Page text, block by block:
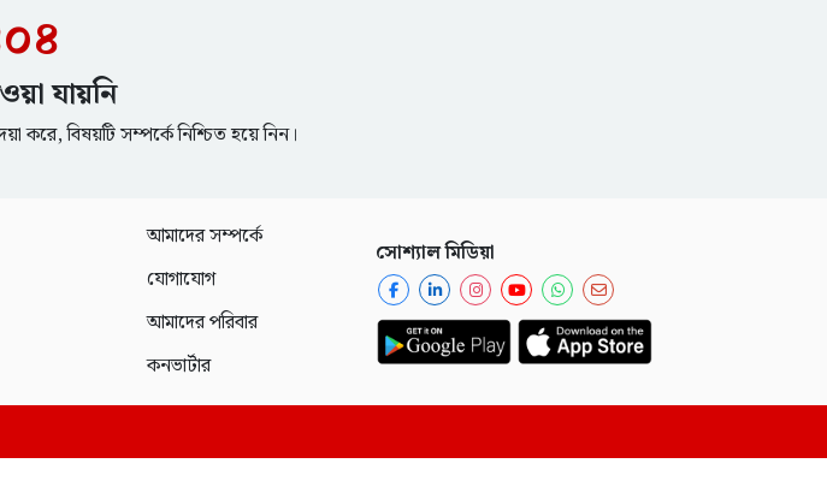
যায়নি
করে, বিষয়টি সম্পর্কে নিশ্চিত হয়ে নিন।
আমাদের সম্পর্কে
যোগাযোগ
আমাদের পরিবার
কনভার্টার
সোশ্যাল মিডিয়া